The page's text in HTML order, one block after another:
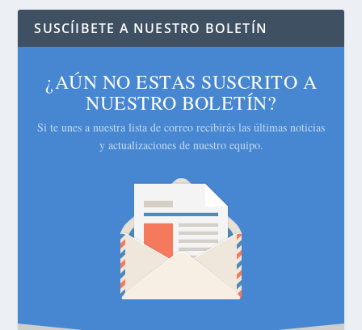
SUSCÍIBETE A NUESTRO BOLETÍN
¿AÚN NO ESTAS SUSCRITO A
NUESTRO BOLETÍN?
Si te unes a nuestra lista de correo recibirás las últimas noticias
y actualizaciones de nuestro equipo.